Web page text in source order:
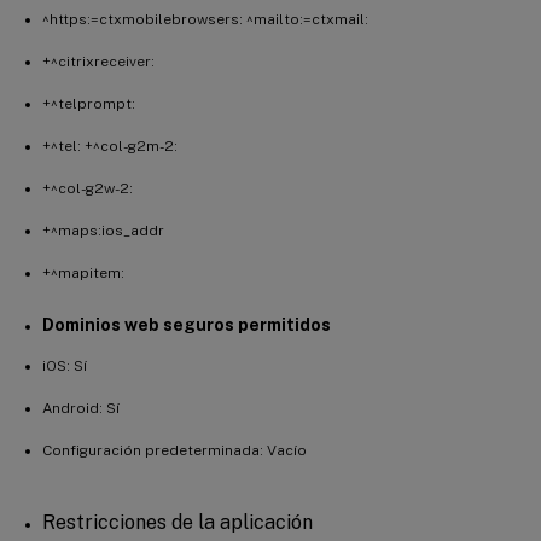
^https:=ctxmobilebrowsers: ^mailto:=ctxmail:
+^citrixreceiver:
+^telprompt:
+^tel: +^col-g2m-2:
+^col-g2w-2:
+^maps:ios_addr
+^mapitem:
Dominios web seguros permitidos
iOS: Sí
Android: Sí
Configuración predeterminada: Vacío
Restricciones de la aplicación